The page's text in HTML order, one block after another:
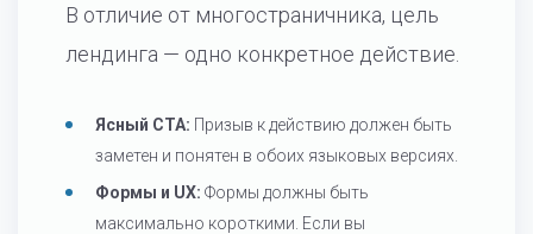
В отличие от многостраничника, цель
лендинга — одно конкретное действие.
Ясный CTA: Призыв к действию должен быть
заметен и понятен в обоих языковых версиях.
Формы и UX: Формы должны быть
максимально короткими. Если вы